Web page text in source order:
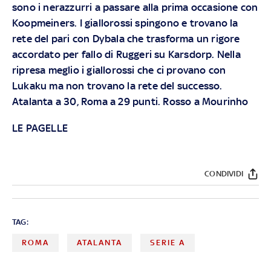
sono i nerazzurri a passare alla prima occasione con
Koopmeiners. I giallorossi spingono e trovano la
rete del pari con Dybala che trasforma un rigore
accordato per fallo di Ruggeri su Karsdorp. Nella
ripresa meglio i giallorossi che ci provano con
Lukaku ma non trovano la rete del successo.
Atalanta a 30, Roma a 29 punti. Rosso a Mourinho
LE PAGELLE
CONDIVIDI
TAG:
ROMA ATALANTA SERIE A